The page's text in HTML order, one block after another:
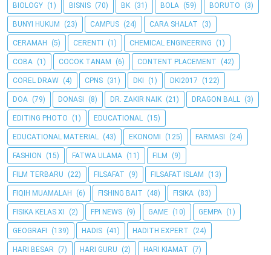
BIOLOGY (1) BISNIS (70) BK (31) BOLA (59) BORUTO (3)
BUNYI HUKUM (23) CAMPUS (24) CARA SHALAT (3)
CERAMAH (5) CERENTI (1) CHEMICAL ENGINEERING (1)
COBA (1) COCOK TANAM (6) CONTENT PLACEMENT (42)
COREL DRAW (4) CPNS (31) DKI (1) DKI2017 (122)
DOA (79) DONASI (8) DR. ZAKIR NAIK (21) DRAGON BALL (3)
EDITING PHOTO (1) EDUCATIONAL (15)
EDUCATIONAL MATERIAL (43) EKONOMI (125) FARMASI (24)
FASHION (15) FATWA ULAMA (11) FILM (9)
FILM TERBARU (22) FILSAFAT (9) FILSAFAT ISLAM (13)
FIQIH MUAMALAH (6) FISHING BAIT (48) FISIKA (83)
FISIKA KELAS XI (2) FPI NEWS (9) GAME (10) GEMPA (1)
GEOGRAFI (139) HADIS (41) HADITH EXPERT (24)
HARI BESAR (7) HARI GURU (2) HARI KIAMAT (7)